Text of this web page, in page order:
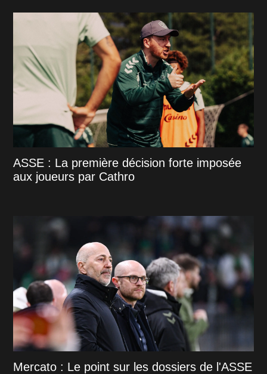
ASSE : La première décision forte imposée
aux joueurs par Cathro
Mercato : Le point sur les dossiers de l'ASSE